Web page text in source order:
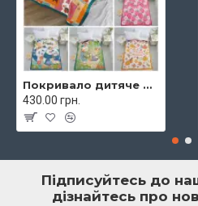
Покривало дитяче муслінове 120х160 Malloory 9288
430.00 грн.
Підписуйтесь до
дізнайтесь про